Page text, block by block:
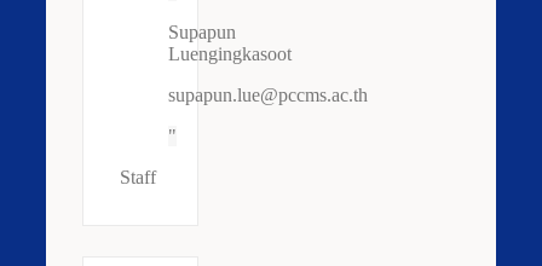
Supapun
Luengingkasoot
supapun.lue@pccms.ac.th
Staff